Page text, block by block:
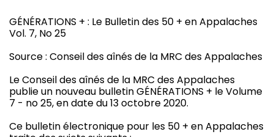
GÉNÉRATIONS + : Le Bulletin des 50 + en Appalaches
Vol. 7, No 25
Source : Conseil des aînés de la MRC des Appalaches
Le Conseil des aînés de la MRC des Appalaches
publie un nouveau bulletin GÉNÉRATIONS + le Volume
7 - no 25, en date du 13 octobre 2020.
Ce bulletin électronique pour les 50 + en Appalaches